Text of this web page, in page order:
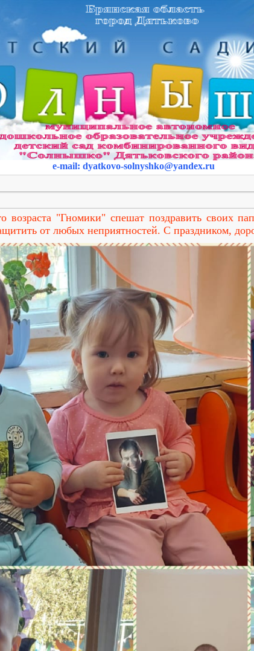
e-mail: dyatkovo-solnyshko@yandex.ru
возраста "Гномики" спешат поздравить своих
от любых неприятностей. С праздником,